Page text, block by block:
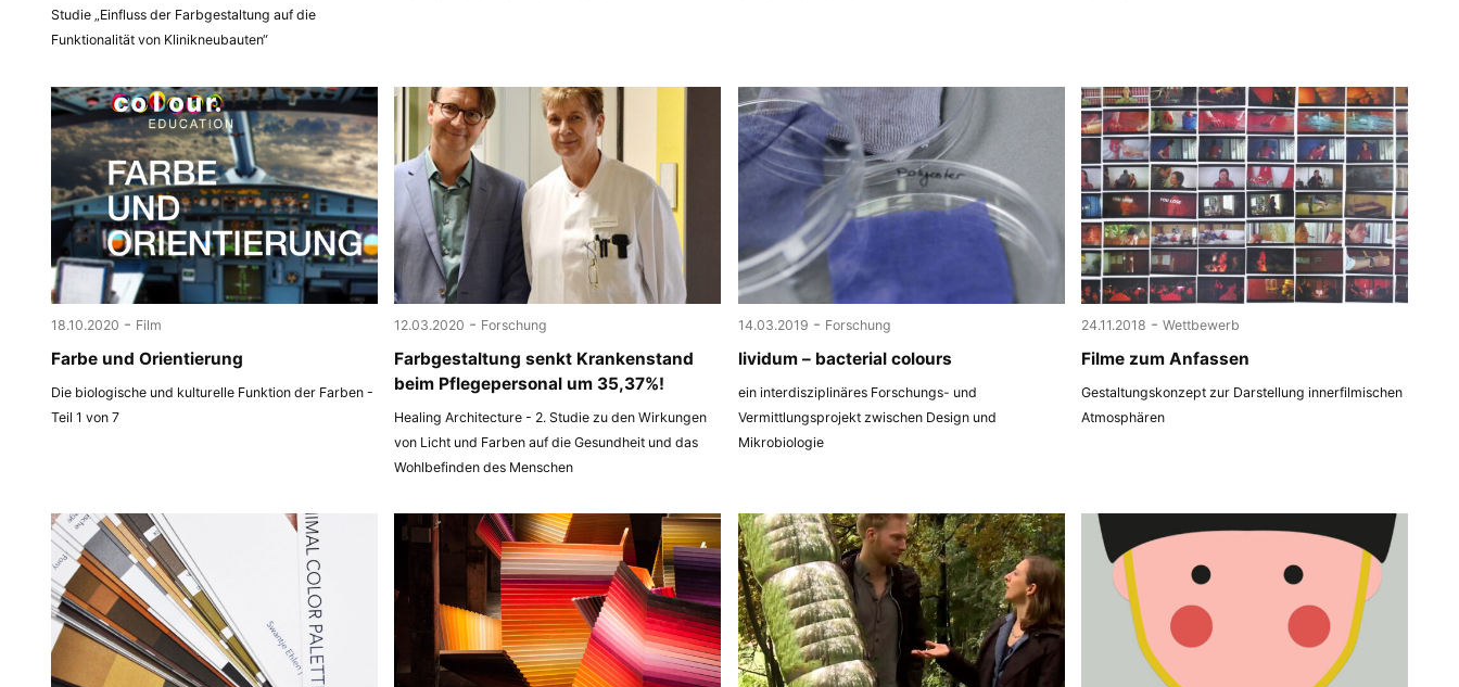
Studie „Einfluss der Farbgestaltung auf die
Funktionalität von Klinikneubauten“
18.10.2020 - Film
Farbe und Orientierung
Die biologische und kulturelle Funktion der Farben -
Teil 1 von 7
12.03.2020 - Forschung
Farbgestaltung senkt Krankenstand
beim Pflegepersonal um 35,37%!
Healing Architecture - 2. Studie zu den Wirkungen
von Licht und Farben auf die Gesundheit und das
Wohlbefinden des Menschen
14.03.2019 - Forschung
lividum – bacterial colours
ein interdisziplinäres Forschungs- und
Vermittlungsprojekt zwischen Design und
Mikrobiologie
24.11.2018 - Wettbewerb
Filme zum Anfassen
Gestaltungskonzept zur Darstellung innerfilmischen
Atmosphären